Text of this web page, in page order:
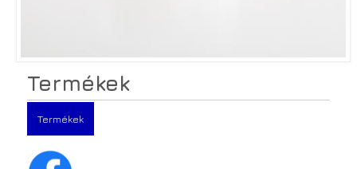
Termékek
Termékek